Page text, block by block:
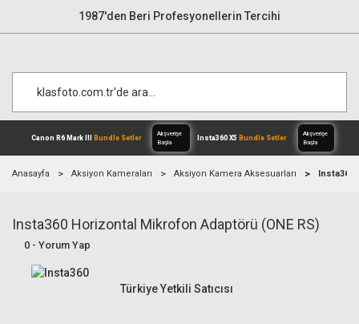
1987'den Beri Profesyonellerin Tercihi
Canon R6 Mark IIIBundle Setler
Alışverişe
Anasayfa Aksiyon Kameraları Aksiyon Kamera Aksesuarları Insta360
Insta360 Horizontal Mikrofon Adaptörü (ONE RS)
0 - Yorum Yap
Türkiye Yetkili Satıcısı